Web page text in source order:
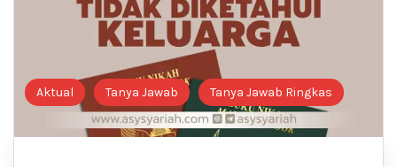
Aktual Tanya Jawab Tanya Jawab Ringkas